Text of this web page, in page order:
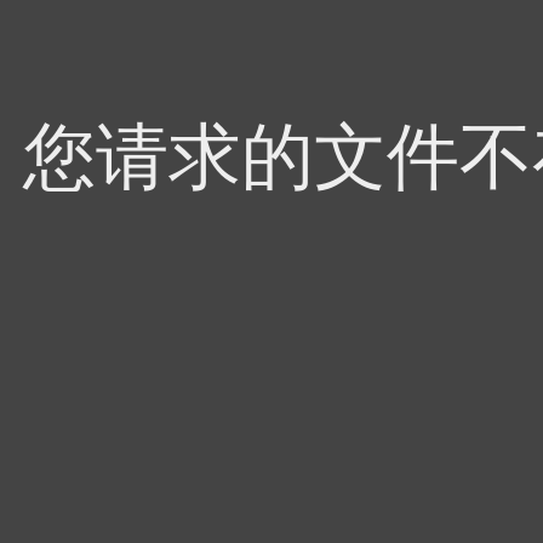
您请求的文件